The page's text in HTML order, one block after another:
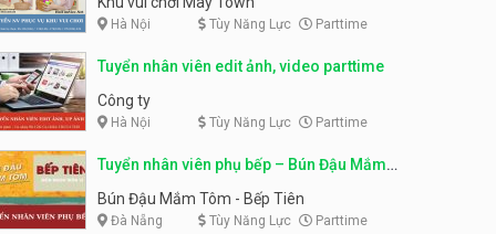
bàn parttime
Tuyển nhân viên tư vấn bán
Shop mỹ phẩm
Tuyển nhân viên bán hàng,
KIBO KIDS
Tuyển nhân viên edit ảnh,
Hà Nội Tùy Năng Lực Parttime
Tuyển nhân viên edit ảnh, video parttime
Công ty
Hà Nội Tùy Năng Lực Parttime
Tuyển nhân viên phụ bếp – Bún Đậu Mắm
Tôm – Bếp Tiên
Bún Đậu Mắm Tôm - Bếp Tiên
Đà Nẵng Tùy Năng Lực Parttime